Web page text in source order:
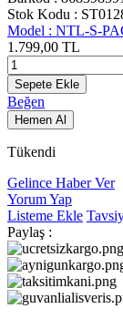
Stok Kodu :
Model : NTL-S-
1.799,00 TL
Sepete Ekle
Beğen
Hemen Al
Tükendi
Gelince Haber Ver
Yorum Yap
Listeme Ekle
Paylaş :